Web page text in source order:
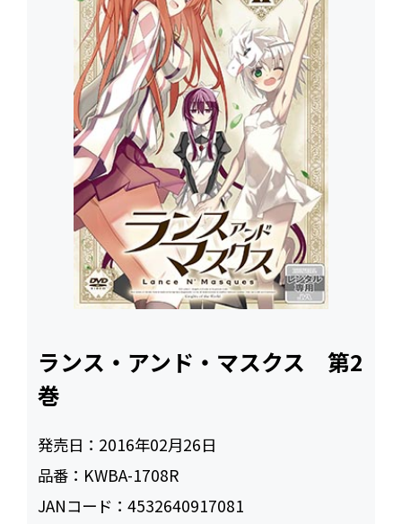
ランス・アンド・マスクス 第2
巻
発売日： 2016年02月26日
品番： KWBA-1708R
JANコード：4532640917081